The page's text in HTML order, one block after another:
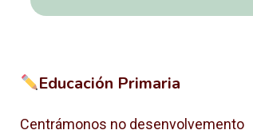
Educación Primaria
Centrámonos no desenvolvemento